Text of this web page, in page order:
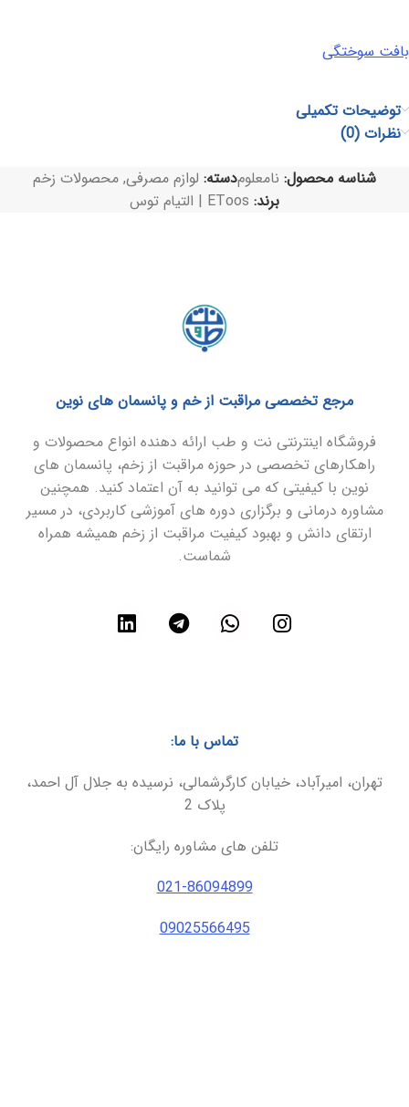
بافت سوختگی
توضیحات تکمیلی
نظرات (0)
شناسه محصول: نامعلومدسته: لوازم مصرفی, محصولات زخم
برند: EToos | التیام توس
مرجع تخصصی مراقبت از خم و پانسمان های نوین
فروشگاه اینترنتی نت و طب ارائه دهنده انواع محصولات و
راهکارهای تخصصی در حوزه مراقبت از زخم، پانسمان های
نوین با کیفیتی که می توانید به آن اعتماد کنید. همچنین
مشاوره درمانی و برگزاری دوره های آموزشی کاربردی، در مسیر
ارتقای دانش و بهبود کیفیت مراقبت از زخم همیشه همراه
شماست.
تماس با ما:
تهران، امیرآباد، خیابان کارگرشمالی، نرسیده به جلال آل احمد،
پلاک 2
تلفن های مشاوره رایگان:
021-86094899
09025566495